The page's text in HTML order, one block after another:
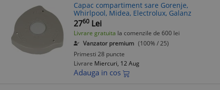
Capac compartiment sare Gorenje,
Whirlpool, Midea, Electrolux, Galanz
2760 Lei
Livrare gratuita la comenzile de 600 lei
Vanzator premium (100% / 25)
Primesti 28 puncte
Livrare Miercuri, 12 Aug
Adauga in cos